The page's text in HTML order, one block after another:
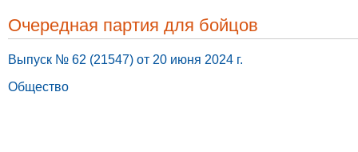
Очередная партия для бойцов
Выпуск № 62 (21547) от 20 июня 2024 г.
Общество